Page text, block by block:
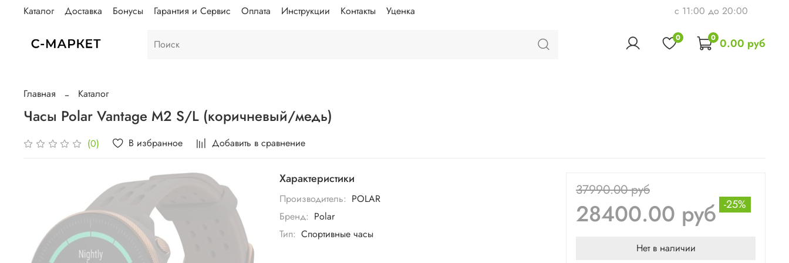
Каталог Доставка Бонусы Гарантия и Сервис Оплата Инструкции Контакты Уценка c 11:00 до 20:00
0 0 0.00 руб
Главная Каталог
Часы Polar Vantage M2 S/L (коричневый/медь)
(0) В избранное Добавить в сравнение
Характеристики
Производитель: POLAR
Бренд: Polar
Тип: Спортивные часы
37990.00 руб
28400.00 руб -25%
Нет в наличии